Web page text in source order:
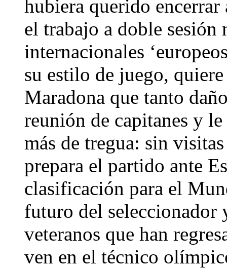
hubiera querido encerrar
el trabajo a doble sesión
internacionales
su estilo de juego,
Maradona que tanto
reunión de capitanes y
más de tregua: sin
prepara el partido ante
clasificación para el
futuro del seleccionador
veteranos que han
ven en el técnico